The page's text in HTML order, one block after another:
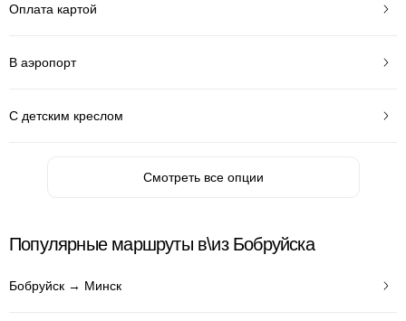
Оплата картой
В аэропорт
С детским креслом
Смотреть все опции
Популярные маршруты в\из Бобруйска
Бобруйск → Минск